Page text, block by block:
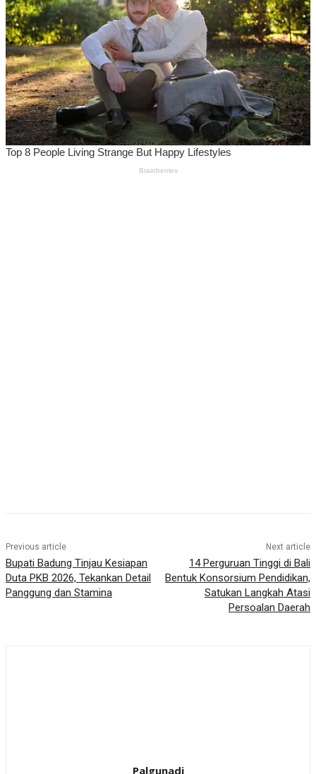
Previous article
Bupati Badung Tinjau Kesiapan
Duta PKB 2026, Tekankan Detail
Panggung dan Stamina
Next article
14 Perguruan Tinggi di Bali
Bentuk Konsorsium Pendidikan,
Satukan Langkah Atasi
Persoalan Daerah
Palgunadi